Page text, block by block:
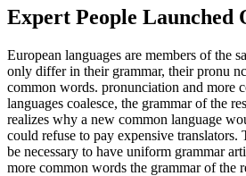
Expert People Launched
European languages are members of the
only differ in their grammar, their pronu
common words. pronunciation and more
languages coalesce, the grammar of the
realizes why a new common language
could refuse to pay expensive translators.
be necessary to have uniform grammar
more common words the grammar of the